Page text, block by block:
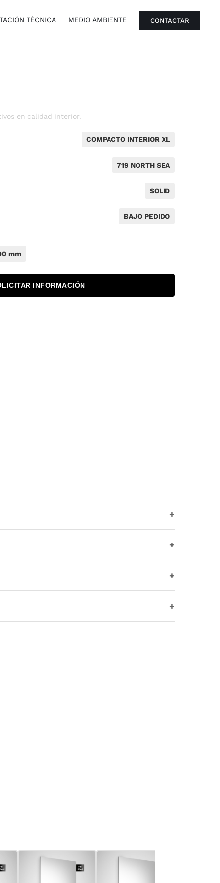
TÉCNICA MEDIO AMBIENTE CONTACTAR
en calidad interior.
COMPACTO INTERIOR XL
719 NORTH SEA
SOLID
BAJO PEDIDO
mm
INFORMACIÓN